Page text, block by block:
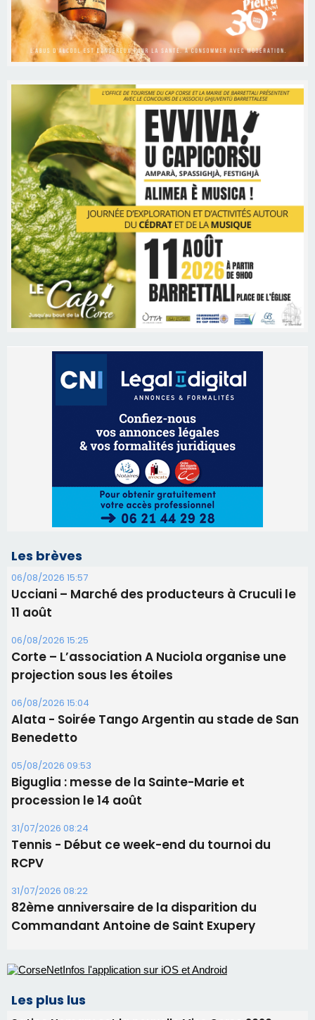
Les brèves
Ucciani – Marché des producteurs à Cruculi le
Corte – L’association A Nuciola organise une
projection sous les étoiles
Alata - Soirée Tango Argentin au stade de San
Benedetto
05/08/2026 09:53
Biguglia : messe de la Sainte-Marie et
procession le 14 août
31/07/2026 08:24
Tennis - Début ce week-end du tournoi du
RCPV
31/07/2026 08:22
82ème anniversaire de la disparition du
Commandant Antoine de Saint Exupery
Les plus lus
Satine Nomary est la nouvelle Miss Corse 2026
d'un spectacle qui ne reviendra pas avant 2081
En Corse, un début de saison marqué par une
consommation en recul dans les restaurants
face à une nouvelle escroquerie au faux vendeur de
Deux jeunes Ajacciens sur la voie de la médecine